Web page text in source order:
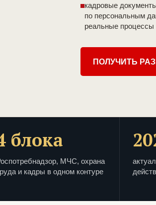
кадровые
по персональным
реальные процессы
ПОЛУЧИТЬ
блока
МЧС, охрана
и кадры в одном контуре